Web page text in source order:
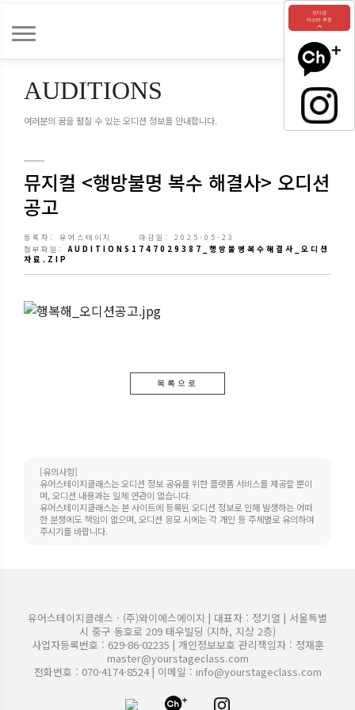
AUDITIONS
여러분의 꿈을 펼칠 수 있는 오디션 정보를 안내합니다.
뮤지컬 <행방불명 복수 해결사> 오디션
공고
등록자: 유어스테이지
마감일: 2025-05-23
첨부파일:AUDITIONS1747029387_행방불명복수해결사_오디션
자료.ZIP
목록으로
[유의사항]
유어스테이지클래스는 오디션 정보 공유를 위한 플랫폼 서비스를 제공할 뿐이
며, 오디션 내용과는 일체 연관이 없습니다.
유어스테이지클래스는 본 사이트에 등록된 오디션 정보로 인해 발생하는 어떠
한 분쟁에도 책임이 없으며, 오디션 응모 시에는 각 개인 등 주체별로 유의하여
주시기를 바랍니다.
오디션
마스터 추천
유어스테이지클래스 · (주)와이에스에이지 | 대표자 : 정기열 | 서울특별
시 중구 동호로 209 태우빌딩 (지하, 지상 2층)
사업자등록번호 : 629-86-02235 | 개인정보보호 관리책임자 : 정재훈
master@yourstageclass.com
전화번호 : 070-4174-8524 | 이메일 : info@yourstageclass.com